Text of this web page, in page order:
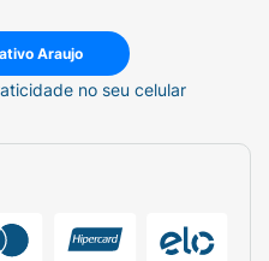
Araujo
no seu celular